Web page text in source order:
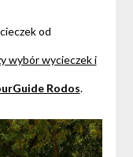
od
wybór wycieczek i
Rodos.